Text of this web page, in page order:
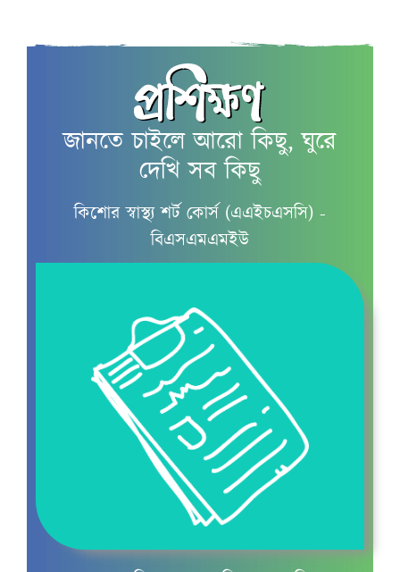
মাসিক ও কিশোরীদের
মাসিক চলাকালীন যত্ন
কিশোরদের স্বপ্নে বীর্যপাত
খাদ্য ও পুষ্টি
জানতে চাইলে আরো কিছু, ঘুরে
দেখি সব কিছু
কিশোর স্বাস্থ্য শর্ট কোর্স (এএইচএসসি) -
বিএসএমএমইউ